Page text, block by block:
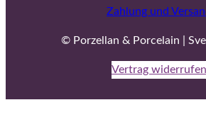
Zahlung und
© Porzellan & Porcelain |
Vertrag widerrufen